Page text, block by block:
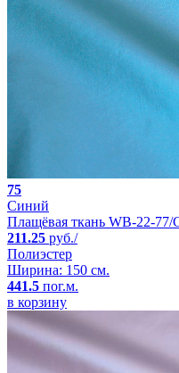
75
Синий
Плащёвая ткань WB-22-
211.25 руб./
Полиэстер
Ширина: 150 см.
441.5 пог.м.
в корзину